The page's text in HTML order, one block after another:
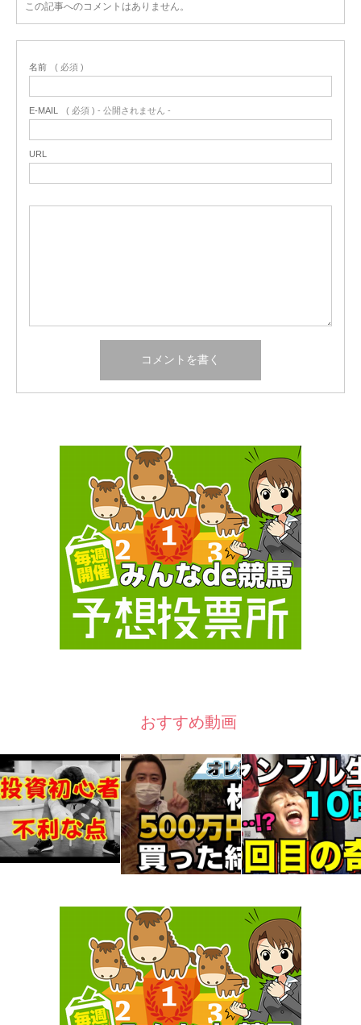
この記事へのコメントはありません。
名前 ( 必須 )
E-MAIL ( 必須 ) - 公開されません -
URL
おすすめ動画